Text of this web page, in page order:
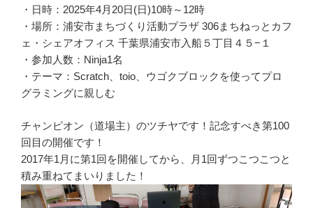
・日時：2025年4月20日(日)10時～12時
・場所：浦安市まちづくり活動プラザ 306まちねっとカフ
ェ・シェアオフィス 千葉県浦安市入船５丁目４５−１
・参加人数：Ninja1名
・テーマ：Scratch、toio、ウゴクブロックを使ってプロ
グラミングに親しむ
チャンピオン（道場主）のツチヤです！記念すべき第100
回目の開催です！
2017年1月に第1回を開催してから、月1回ずつこつこつと
積み重ねてまいりました！